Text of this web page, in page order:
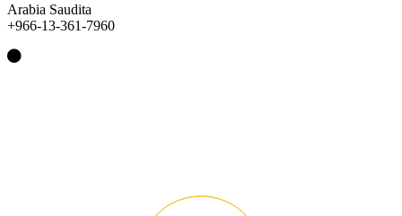
Arabia Saudita
+966-13-361-7960